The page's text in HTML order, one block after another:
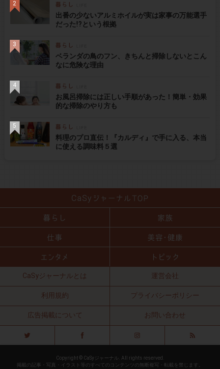
出番の少ないアルミホイルが実は家事の万能選手
だった!?という根拠
ベランダの鳥のフン、きちんと掃除しないとこん
なに危険な理由
お風呂掃除には正しい手順があった！簡単・効果
的な掃除のやり方も
料理のプロ直伝！『カルディ』で手に入る、本当
に使える調味料５選
CaSyジャーナルとは 運営会社
利用規約 プライバシーポリシー
広告掲載について お問い合わせ
Copyright © CaSyジャーナル. All rights reserved.
掲載の記事・写真・イラスト等のすべてのコンテンツの無断複写・転載を禁じます。